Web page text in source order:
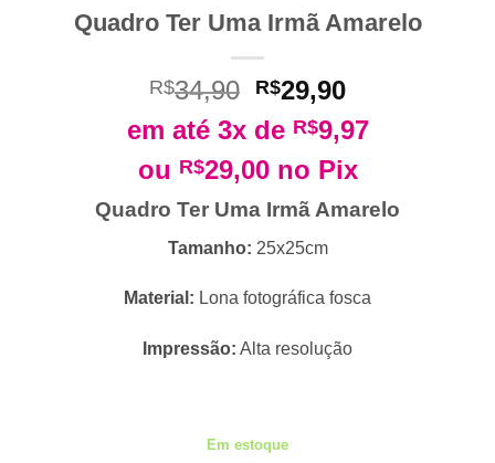
Quadro Ter Uma Irmã Amarelo
R$34,90 O
preço
original
era:
R$34,90.
R$29,90O
preço
atual
é:
R$29,90.
em até 3x de R$9,97
ou R$29,00 no Pix
Quadro Ter Uma Irmã Amarelo
Tamanho: 25x25cm
Material: Lona fotográfica fosca
Impressão: Alta resolução
Em estoque